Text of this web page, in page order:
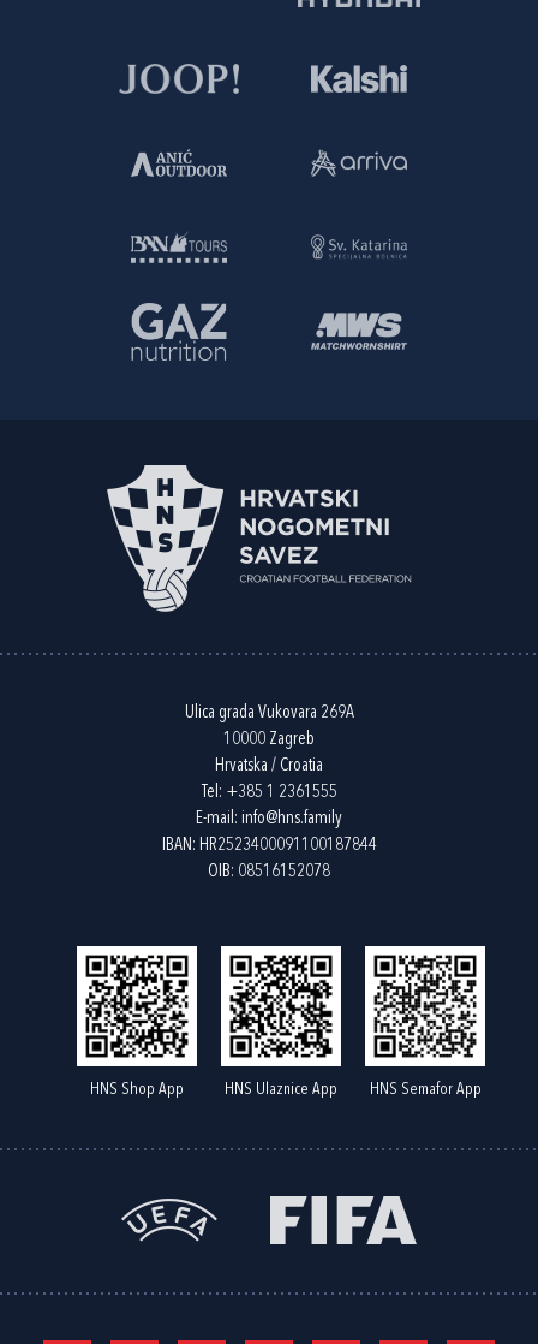
Ulica grada Vukovara 269A
10000 Zagreb
Hrvatska / Croatia
Tel: +385 1 2361555
E-mail: info@hns.family
IBAN: HR2523400091100187844
OIB: 08516152078
HNS Shop App HNS Ulaznice App HNS Semafor App